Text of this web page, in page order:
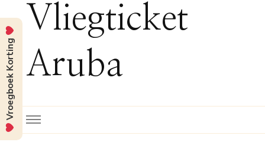
Vliegticket
Aruba
Vroegboek Korting